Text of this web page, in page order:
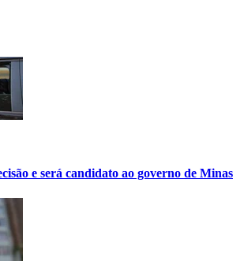
e será candidato ao governo de Minas